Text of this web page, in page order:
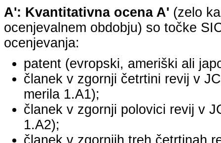
A': Kvantitativna ocena A' (zelo
ocenjevalnem obdobju) so točke
ocenjevanja:
patent (evropski, ameriški ali
članek v zgornji četrtini revij v
merila 1.A1);
članek v zgornji polovici revij v
1.A2);